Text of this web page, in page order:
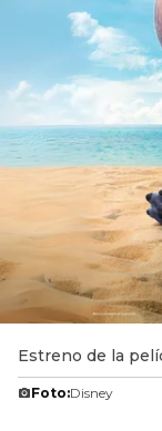
Estreno de la
Foto:Disney